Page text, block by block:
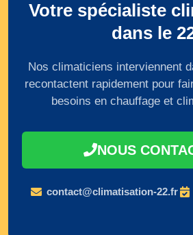
Votre spécialiste
dans le
Nos climaticiens interviennent
recontactent rapidement pour
besoins en chauffage et
NOUS
contact@climatisation-22.fr